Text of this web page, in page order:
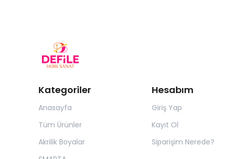
Kategoriler
Anasayfa
Tüm Ürünler
Akrilik Boyalar
Hesabım
Giriş Yap
Kayıt Ol
Siparişim Nerede?